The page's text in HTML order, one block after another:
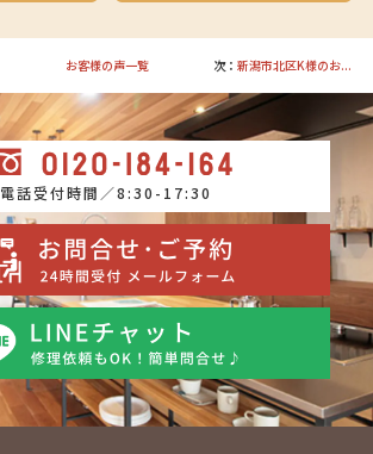
お客様の声一覧 次：新潟市北区K様のお...
電話受付時間／8:30-17:30